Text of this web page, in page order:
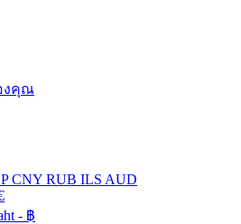
งคุณ
CNY RUB ILS AUD
- ฿